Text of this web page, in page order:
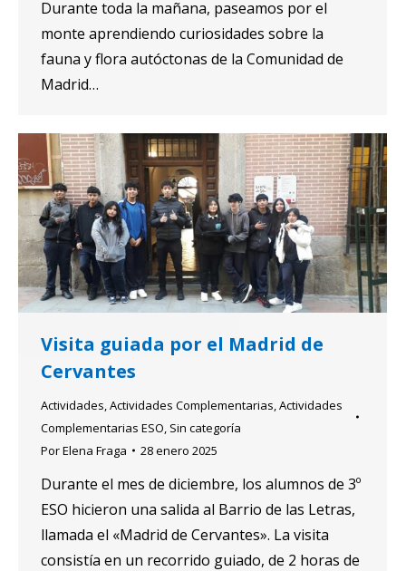
Durante toda la mañana, paseamos por el
monte aprendiendo curiosidades sobre la
fauna y flora autóctonas de la Comunidad de
Madrid…
Visita guiada por el Madrid de
Cervantes
Actividades,Actividades Complementarias,Actividades
Complementarias ESO, Sin categoría
PorElena Fraga 28 enero 2025
Durante el mes de diciembre, los alumnos de 3º
ESO hicieron una salida al Barrio de las Letras,
llamada el «Madrid de Cervantes». La visita
consistía en un recorrido guiado, de 2 horas de